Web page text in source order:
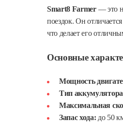
Smart8 Farmer— это
поездок. Он
что делает его
Основные
Мощность
Тип
Максимальная
Запас хода: до 50